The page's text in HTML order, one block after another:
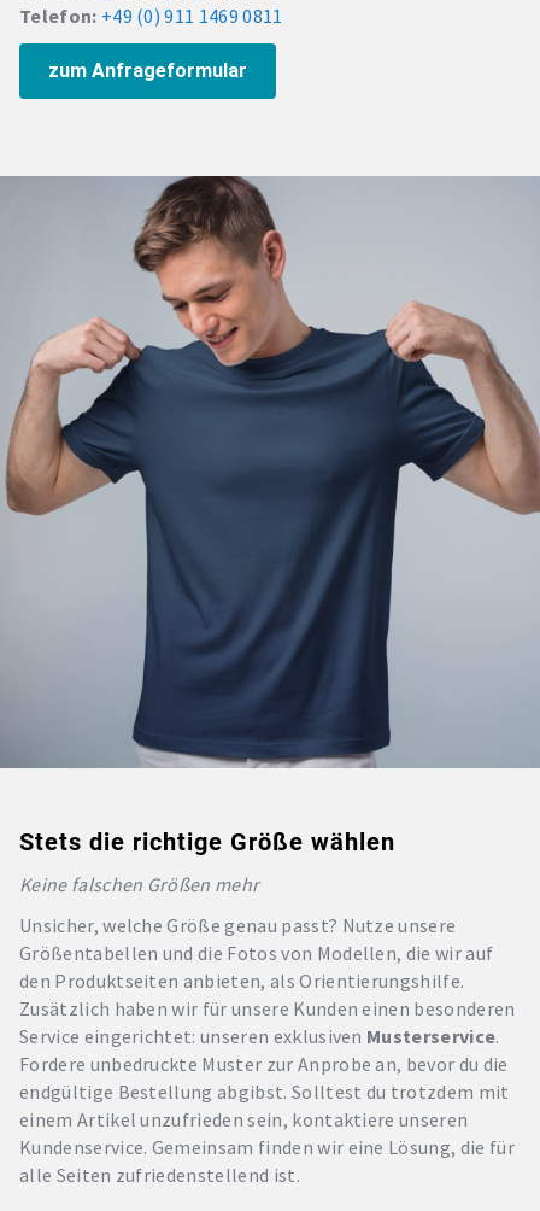
Telefon: +49 (0) 911 1469 0811
zum Anfrageformular
Stets die richtige Größe wählen
Keine falschen Größen mehr
Unsicher, welche Größe genau passt? Nutze unsere
Größentabellen und die Fotos von Modellen, die wir auf
den Produktseiten anbieten, als Orientierungshilfe.
Zusätzlich haben wir für unsere Kunden einen besonderen
Service eingerichtet: unseren exklusiven Musterservice.
Fordere unbedruckte Muster zur Anprobe an, bevor du die
endgültige Bestellung abgibst. Solltest du trotzdem mit
einem Artikel unzufrieden sein, kontaktiere unseren
Kundenservice. Gemeinsam finden wir eine Lösung, die für
alle Seiten zufriedenstellend ist.